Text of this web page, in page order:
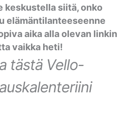
keskustella siitä, onko
elämäntilanteeseenne
aika alla olevan linkin
vaikka heti!
tästä Vello-